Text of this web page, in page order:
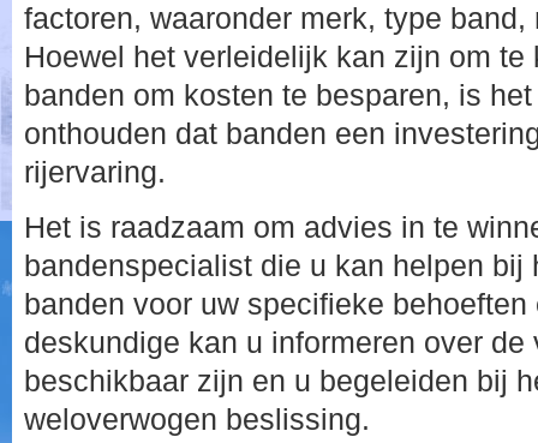
factoren, waaronder merk, type
Hoewel het verleidelijk kan zijn om
banden om kosten te besparen, is
onthouden dat banden een
rijervaring.
Het is raadzaam om advies in te
bandenspecialist die u kan helpen bij
banden voor uw specifieke behoeften
deskundige kan u informeren over
beschikbaar zijn en u begeleiden bij
weloverwogen beslissing.